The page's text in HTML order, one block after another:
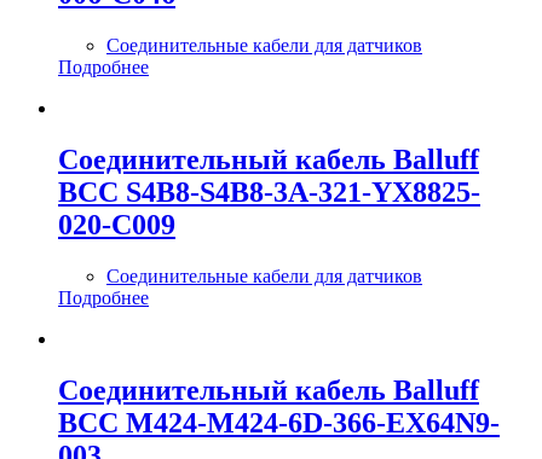
Соединительные кабели для датчиков
Подробнее
Соединительный кабель Balluff
BCC S4B8-S4B8-3A-321-YX8825-
020-C009
Соединительные кабели для датчиков
Подробнее
Соединительный кабель Balluff
BCC M424-M424-6D-366-EX64N9-